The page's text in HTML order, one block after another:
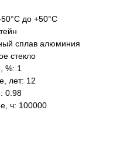
до +50°C
сплав алюминия
стекло
%: 1
лет: 12
0.98
ч: 100000